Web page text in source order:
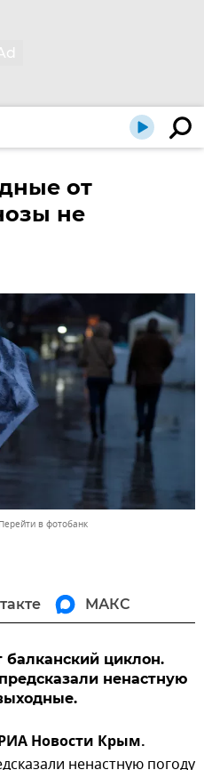
от
не
Перейти в фотобанк
МАКС
балканский циклон.
ненастную
Новости Крым.
ненастную погоду